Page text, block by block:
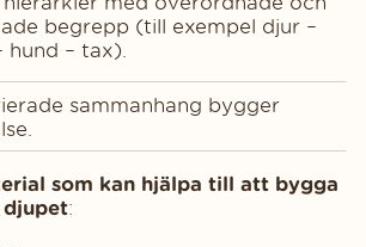
begrepp (till exempel djur –
hund – tax).
sammanhang bygger
som kan hjälpa till att bygga
: